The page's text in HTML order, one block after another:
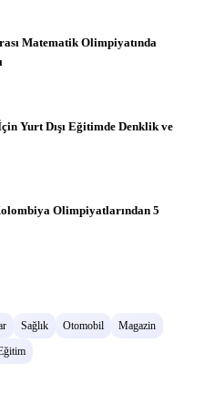
Matematik Olimpiyatında
Yurt Dışı Eğitimde Denklik ve
Olimpiyatlarından 5
Sağlık Otomobil
Magazin